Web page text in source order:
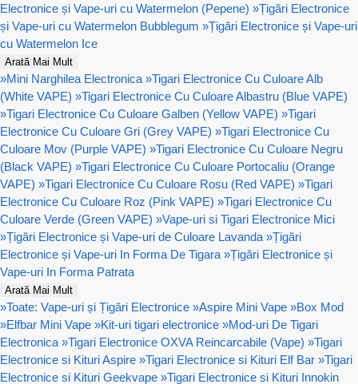
Electronice și Vape-uri cu Watermelon (Pepene) »Țigări Electronice
și Vape-uri cu Watermelon Bubblegum »Țigări Electronice și Vape-uri
cu Watermelon Ice
Arată Mai Mult
»Mini Narghilea Electronica »Tigari Electronice Cu Culoare Alb
(White VAPE) »Tigari Electronice Cu Culoare Albastru (Blue VAPE)
»Tigari Electronice Cu Culoare Galben (Yellow VAPE) »Tigari
Electronice Cu Culoare Gri (Grey VAPE) »Tigari Electronice Cu
Culoare Mov (Purple VAPE) »Tigari Electronice Cu Culoare Negru
(Black VAPE) »Tigari Electronice Cu Culoare Portocaliu (Orange
VAPE) »Tigari Electronice Cu Culoare Rosu (Red VAPE) »Tigari
Electronice Cu Culoare Roz (Pink VAPE) »Tigari Electronice Cu
Culoare Verde (Green VAPE) »Vape-uri si Tigari Electronice Mici
»Țigări Electronice și Vape-uri de Culoare Lavanda »Țigări
Electronice și Vape-uri In Forma De Tigara »Țigări Electronice și
Vape-uri In Forma Patrata
Arată Mai Mult
»Toate: Vape-uri și Țigări Electronice »Aspire Mini Vape »Box Mod
»Elfbar Mini Vape »Kit-uri tigari electronice »Mod-uri De Tigari
Electronica »Tigari Electronice OXVA Reincarcabile (Vape) »Tigari
Electronice si Kituri Aspire »Tigari Electronice si Kituri Elf Bar »Tigari
Electronice si Kituri Geekvape »Tigari Electronice si Kituri Innokin